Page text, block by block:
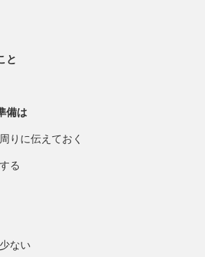
と
備は
りに伝えておく
る
ない